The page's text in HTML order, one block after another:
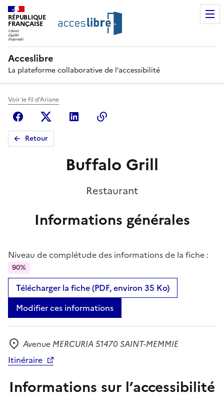
RÉPUBLIQUE
FRANÇAISE
Acceslibre
La plateforme collaborative de l’accessibilité
Voir le fil d'Ariane
FacebookX (anciennement Twitter)
Linkedin
Retour
Buffalo Grill
Restaurant
Informations générales
Niveau de complétude des informations de la fiche :
90%
Télécharger la fiche (PDF, environ 35 Ko)
Modifier ces informations
Adresse
Avenue MERCURIA 51470 SAINT-MEMMIE
Itinéraire
Informations sur l’accessibilité